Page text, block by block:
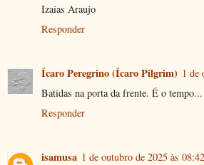
Izaias Araujo
Responder
Ícaro Peregrino (Ícaro Pilgrim) 1 de
Batidas na porta da frente. É o tempo...
Responder
isamusa 1 de outubro de 2025 às 08:42